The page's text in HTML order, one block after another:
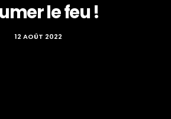
le feu !
12 AOÛT 2022